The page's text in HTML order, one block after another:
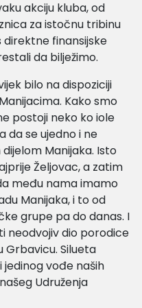
akciju kluba, od
za istočnu tribinu
direktne finansijske
da bilježimo.
bilo na dispoziciji
Kako smo
postoji neko ko iole
da se ujedno i ne
Manijaka. Isto
Željovac, a zatim
među nama imamo
Manijaka, i to od
grupe pa do danas. I
neodvojiv dio porodice
Grbavicu. Silueta
jedinog vođe naših
Udruženja